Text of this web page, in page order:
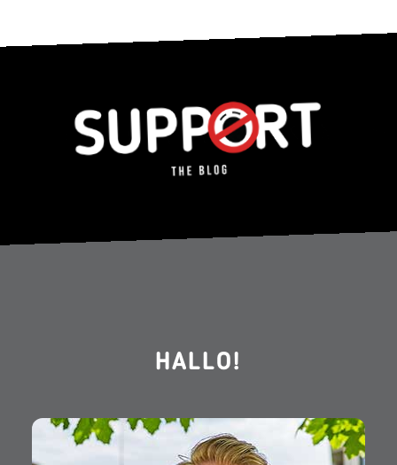
HALLO!